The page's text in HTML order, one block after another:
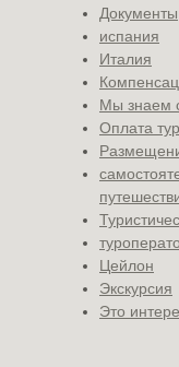
Документы
испания
Италия
Мы знаем
Оплата
Цейлон
Экскурсия
Это